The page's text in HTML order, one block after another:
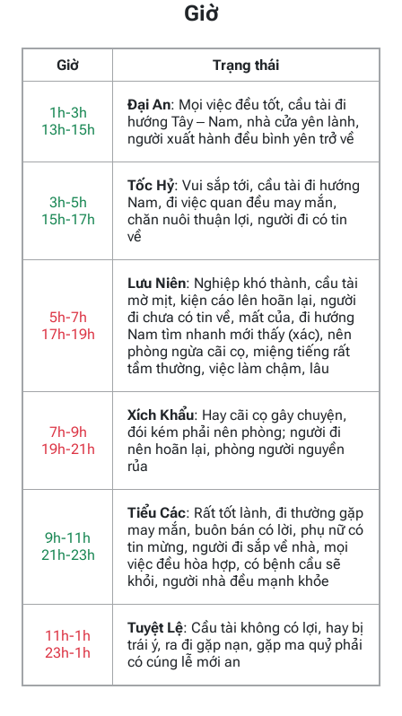
Giờ
Giờ Trạng thái
1h-3h
13h-15h
Đại An: Mọi việc đều tốt, cầu tài đi
hướng Tây – Nam, nhà cửa yên lành,
người xuất hành đều bình yên trở về
3h-5h
15h-17h
Tốc Hỷ: Vui sắp tới, cầu tài đi hướng
Nam, đi việc quan đều may mắn,
chăn nuôi thuận lợi, người đi có tin
về
5h-7h
17h-19h
Lưu Niên: Nghiệp khó thành, cầu tài
mờ mịt, kiện cáo lên hoãn lại, người
đi chưa có tin về, mất của, đi hướng
Nam tìm nhanh mới thấy (xác), nên
phòng ngừa cãi cọ, miệng tiếng rất
tầm thường, việc làm chậm, lâu
7h-9h
19h-21h
Xích Khẩu: Hay cãi cọ gây chuyện,
đói kém phải nên phòng; người đi
nên hoãn lại, phòng người nguyền
rủa
9h-11h
21h-23h
Tiểu Các: Rất tốt lành, đi thường gặp
may mắn, buôn bán có lời, phụ nữ có
tin mừng, người đi sắp về nhà, mọi
việc đều hòa hợp, có bệnh cầu sẽ
khỏi, người nhà đều mạnh khỏe
11h-1h
23h-1h
Tuyệt Lệ: Cầu tài không có lợi, hay bị
trái ý, ra đi gặp nạn, gặp ma quỷ phải
có cúng lễ mới an